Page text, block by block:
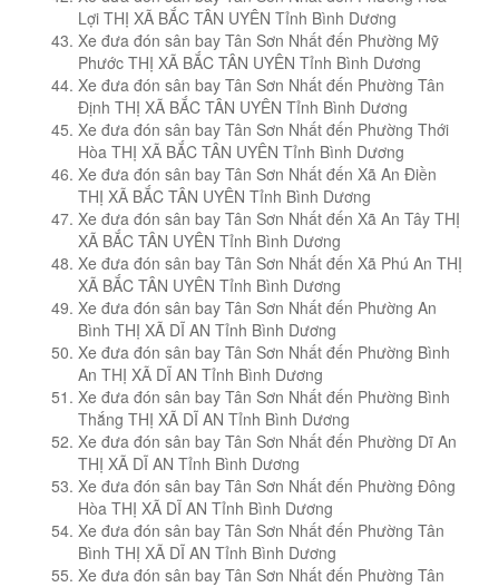
Lợi THỊ XÃ BẮC TÂN UYÊN Tỉnh Bình Dương
Xe đưa đón sân bay Tân Sơn Nhất đến Phường Mỹ
Phước THỊ XÃ BẮC TÂN UYÊN Tỉnh Bình Dương
Xe đưa đón sân bay Tân Sơn Nhất đến Phường Tân
Định THỊ XÃ BẮC TÂN UYÊN Tỉnh Bình Dương
Xe đưa đón sân bay Tân Sơn Nhất đến Phường Thới
Hòa THỊ XÃ BẮC TÂN UYÊN Tỉnh Bình Dương
Xe đưa đón sân bay Tân Sơn Nhất đến Xã An Điền
THỊ XÃ BẮC TÂN UYÊN Tỉnh Bình Dương
Xe đưa đón sân bay Tân Sơn Nhất đến Xã An Tây THỊ
XÃ BẮC TÂN UYÊN Tỉnh Bình Dương
Xe đưa đón sân bay Tân Sơn Nhất đến Xã Phú An THỊ
XÃ BẮC TÂN UYÊN Tỉnh Bình Dương
Xe đưa đón sân bay Tân Sơn Nhất đến Phường An
Bình THỊ XÃ DĨ AN Tỉnh Bình Dương
Xe đưa đón sân bay Tân Sơn Nhất đến Phường Bình
An THỊ XÃ DĨ AN Tỉnh Bình Dương
Xe đưa đón sân bay Tân Sơn Nhất đến Phường Bình
Thắng THỊ XÃ DĨ AN Tỉnh Bình Dương
Xe đưa đón sân bay Tân Sơn Nhất đến Phường Dĩ An
THỊ XÃ DĨ AN Tỉnh Bình Dương
Xe đưa đón sân bay Tân Sơn Nhất đến Phường Đông
Hòa THỊ XÃ DĨ AN Tỉnh Bình Dương
Xe đưa đón sân bay Tân Sơn Nhất đến Phường Tân
Bình THỊ XÃ DĨ AN Tỉnh Bình Dương
Xe đưa đón sân bay Tân Sơn Nhất đến Phường Tân